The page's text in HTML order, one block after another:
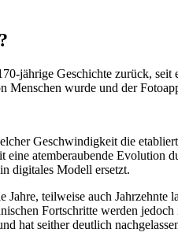
jährige Geschichte zurück,
wurde und der
Geschwindigkeit die
eine atemberaubende Evolution
digitales Modell ersetzt.
Jahre, teilweise auch
Fortschritte werden
hat seither deutlich